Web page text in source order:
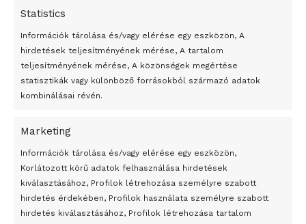
Statistics
Információk tárolása és/vagy elérése egy eszközön, A
hirdetések teljesítményének mérése, A tartalom
teljesítményének mérése, A közönségek megértése
statisztikák vagy különböző forrásokból származó adatok
kombinálásai révén.
Marketing
Információk tárolása és/vagy elérése egy eszközön,
Korlátozott körű adatok felhasználása hirdetések
kiválasztásához, Profilok létrehozása személyre szabott
hirdetés érdekében, Profilok használata személyre szabott
hirdetés kiválasztásához, Profilok létrehozása tartalom
utazhasson Szentpétervárra.
Pártjával elfogadtatta áprilisi téziseit (a támogatás
megvonása a kormánytól, a bolsevik többség
illegalitásba vonult, Finnországba menekült. Ekkor írta
kell zúzni az államot és be kell vezetni a proletárdiktatúrát.
Az állam idővel elhal, s minden kényszertől mentes
osztálynélküli társadalom jön létre.
Átmenetileg szünetelnek az összecsapások Bahmutnál
Egy vagyonért adták el Banksy művét miután elégették.